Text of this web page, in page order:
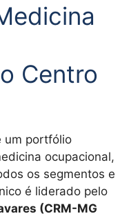
Centro
um portfólio
ocupacional,
os segmentos e
é liderado pelo
(CRM-MG